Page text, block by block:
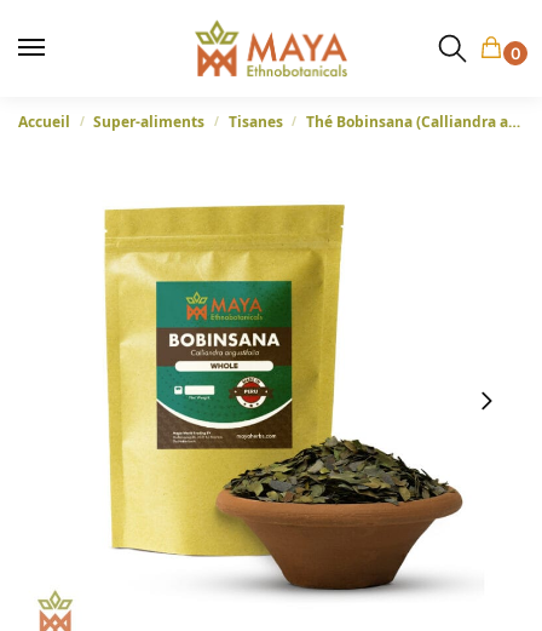
0
Accueil / Super-aliments / Tisanes / Thé Bobinsana (Calliandra angustifolia) – Feuilles entières du Pérou